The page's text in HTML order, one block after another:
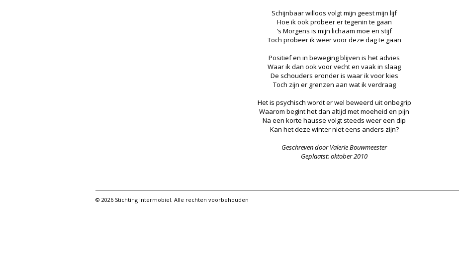
Schijnbaar willoos volgt mijn geest mijn lijf
Hoe ik ook probeer er tegenin te gaan
’s Morgens is mijn lichaam moe en stijf
Toch probeer ik weer voor deze dag te gaan
Positief en in beweging blijven is het advies
Waar ik dan ook voor vecht en vaak in slaag
De schouders eronder is waar ik voor kies
Toch zijn er grenzen aan wat ik verdraag
Het is psychisch wordt er wel beweerd uit onbegrip
Waarom begint het dan altijd met moeheid en pijn
Na een korte hausse volgt steeds weer een dip
Kan het deze winter niet eens anders zijn?
Geschreven door Valerie Bouwmeester
Geplaatst: oktober 2010
© 2026 Stichting Intermobiel. Alle rechten voorbehouden